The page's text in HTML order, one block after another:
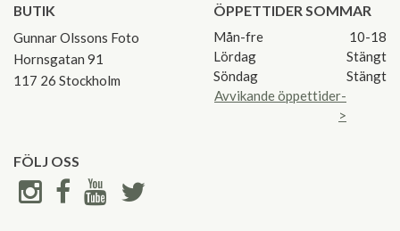
BUTIK
Gunnar Olssons Foto
Hornsgatan 91
117 26 Stockholm
ÖPPETTIDER SOMMAR
Mån-fre
10-18
Lördag
Stängt
Söndag
Stängt
Avvikande öppettider-
>
FÖLJ OSS